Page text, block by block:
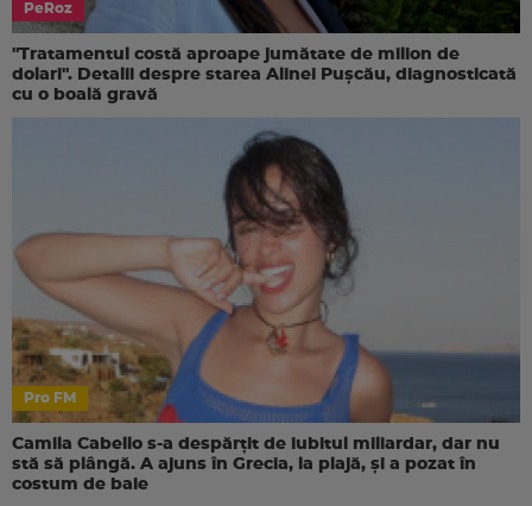
PeRoz
"Tratamentul costă aproape jumătate de milion de
dolari". Detalii despre starea Alinei Pușcău, diagnosticată
cu o boală gravă
Pro FM
Camila Cabello s-a despărțit de iubitul miliardar, dar nu
stă să plângă. A ajuns în Grecia, la plajă, și a pozat în
costum de baie